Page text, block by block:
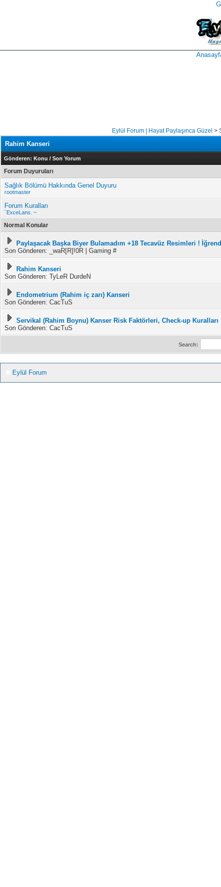
Eylül Forum | Hayat Paylaşınca Güzel >
Rahim Kanseri
Gönderen: Konu / Son Yorum
Forum Duyuruları
Sağlık Bölümü Hakkında Genel Duyuru
rootmaster
Forum Kuralları
`ExceLans. ~
Normal Konular
Paylaşacak Başka Biyer Bulamadım +18 Tecavüz Resimleri !
Son Gönderen: _waR[R]!0R | Gaming #
Rahim Kanseri
Son Gönderen: TyLeR DurdeN
Endometrium (Rahim iç zarı) Kanseri
Son Gönderen: CacTuS
Servikal (Rahim Boynu) Kanser Risk Faktörleri, Check-up Kuralları
Son Gönderen: CacTuS
Search:
Eylül Forum